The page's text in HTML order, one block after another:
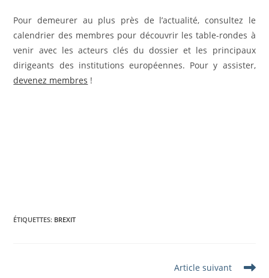
Pour demeurer au plus près de l’actualité, consultez le
calendrier des membres pour découvrir les table-rondes à
venir avec les acteurs clés du dossier et les principaux
dirigeants des institutions européennes. Pour y assister,
devenez membres !
ÉTIQUETTES: BREXIT
Article suivant